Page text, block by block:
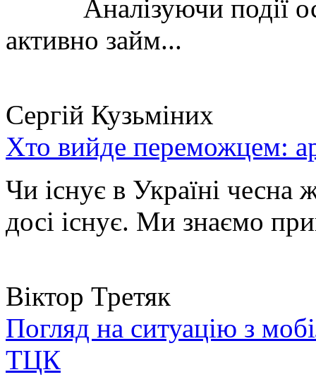
Аналізуючи події
активно займ...
Сергій Кузьміних
Хто вийде переможцем:
Чи існує в Україні чесна
досі існує. Ми знаємо
Віктор Третяк
Погляд на ситуацію з
ТЦК